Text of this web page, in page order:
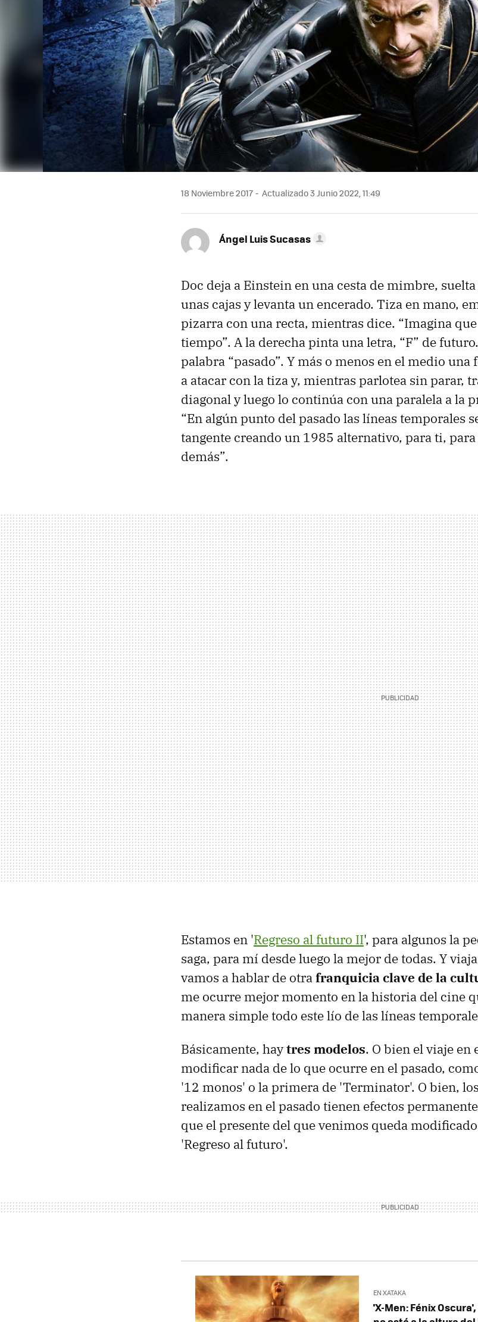
18 Noviembre 2017 Actualizado 3 Junio 2022, 11:49
Ángel Luis Sucasas
Doc deja a Einstein en una cesta de mimbre,
unas cajas y levanta un encerado. Tiza en mano,
pizarra con una recta, mientras dice. “Imagina
tiempo”. A la derecha pinta una letra, “F” de
palabra “pasado”. Y más o menos en el medio
a atacar con la tiza y, mientras parlotea sin parar,
diagonal y luego lo continúa con una paralela a la
“En algún punto del pasado las líneas temporales
tangente creando un 1985 alternativo, para ti,
demás”.
Estamos en 'Regreso al futuro II', para algunos la
saga, para mí desde luego la mejor de todas. Y
vamos a hablar de otrafranquicia clave de la
me ocurre mejor momento en la historia del cine
manera simple todo este lío de las líneas
Básicamente, haytres modelos. O bien el viaje en
modificar nada de lo que ocurre en el pasado,
'12 monos' o la primera de 'Terminator'. O bien,
realizamos en el pasado tienen efectos
que el presente del que venimos queda
'Regreso al futuro'.
EN XATAKA
'X-Men: Fénix